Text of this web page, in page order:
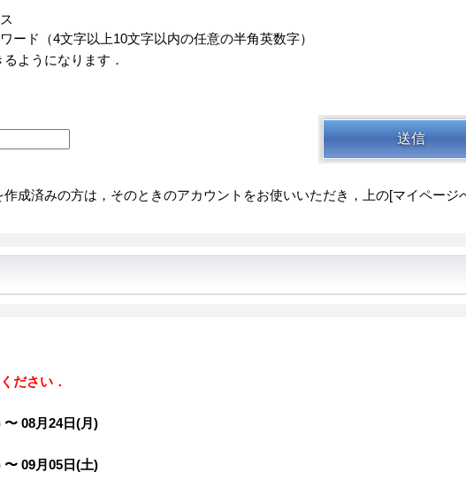
ード（4文字以上10文字以内の任意の半角英数字）
ようになります．
成済みの方は，そのときのアカウントをお使いいただき，上の[マイページ
ださい．
08月24日(月)
09月05日(土)